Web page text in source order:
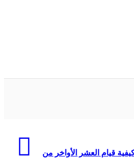
قيام العشر الأواخر من